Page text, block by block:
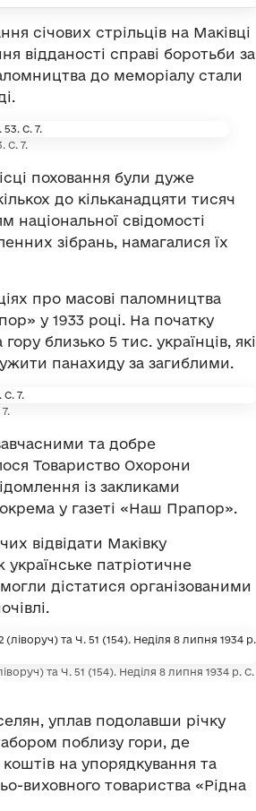
січових стрільців на Маківці
відданості справі боротьби за
до меморіалу стали
С. 7.
поховання були дуже
до кільканадцяти тисяч
національної свідомості
зібрань, намагалися їх
про масові паломництва
у 1933 році. На початку
близько 5 тис. українців, які
панахиду за загиблими.
та добре
Товариство Охорони
із закликами
у газеті «Наш Прапор».
відвідати Маківку
українське патріотичне
дістатися організованими
та Ч. 51 (154). Неділя 8 липня 1934 р. С.
уплав подолавши річку
поблизу гори, де
на упорядкування та
виховного товариства «Рідна